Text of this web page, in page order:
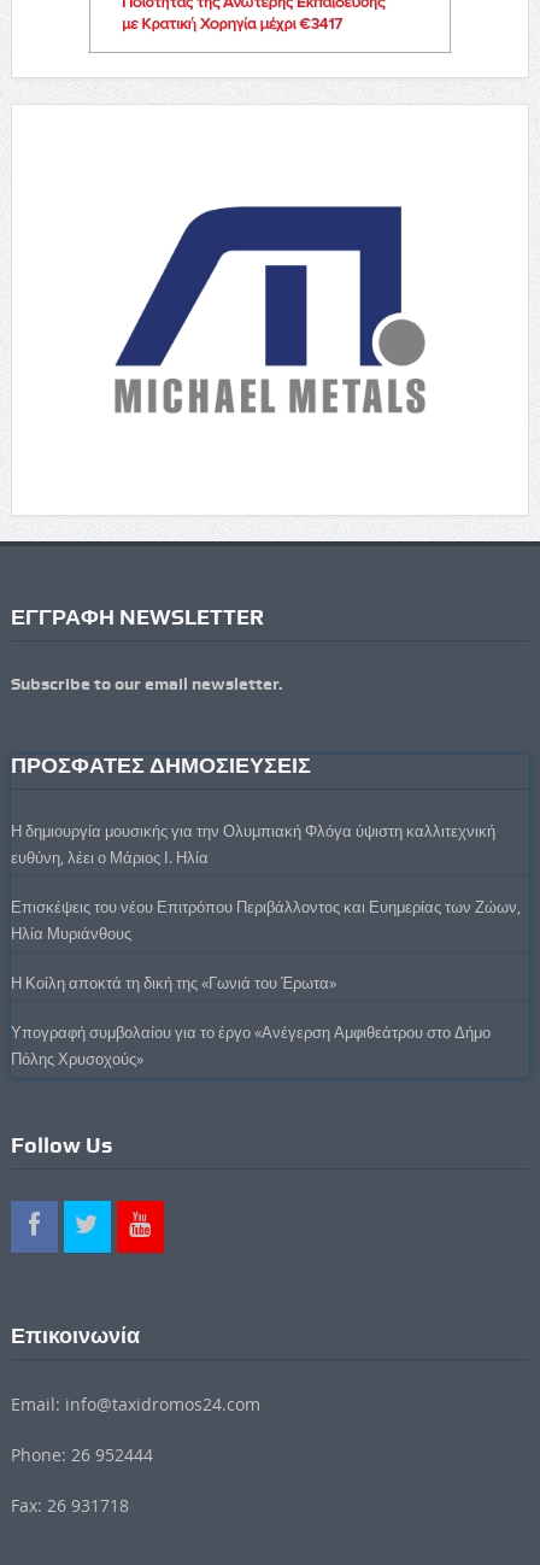
ΕΓΓΡΑΦΗ NEWSLETTER
Subscribe to our email newsletter.
ΠΡΟΣΦΑΤΕΣ ΔΗΜΟΣΙΕΥΣΕΙΣ
Η δημιουργία μουσικής για την Ολυμπιακή Φλόγα ύψιστη καλλιτεχνική
ευθύνη, λέει ο Μάριος Ι. Ηλία
Επισκέψεις του νέου Επιτρόπου Περιβάλλοντος και Ευημερίας των Ζώων,
Ηλία Μυριάνθους
Η Κοίλη αποκτά τη δική της «Γωνιά του Έρωτα»
Υπογραφή συμβολαίου για το έργο «Ανέγερση Αμφιθεάτρου στο Δήμο
Πόλης Χρυσοχούς»
Follow Us
Επικοινωνία
Email: info@taxidromos24.com
Phone: 26 952444
Fax: 26 931718